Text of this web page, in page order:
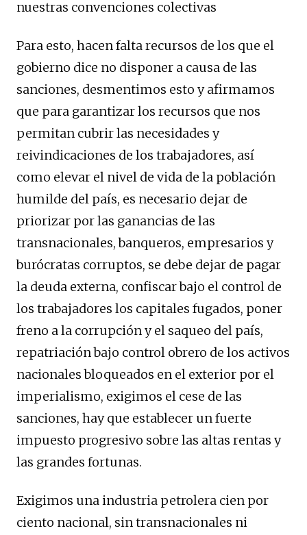
nuestras convenciones colectivas
Para esto, hacen falta recursos de los que el
gobierno dice no disponer a causa de las
sanciones, desmentimos esto y afirmamos
que para garantizar los recursos que nos
permitan cubrir las necesidades y
reivindicaciones de los trabajadores, así
como elevar el nivel de vida de la población
humilde del país, es necesario dejar de
priorizar por las ganancias de las
transnacionales, banqueros, empresarios y
burócratas corruptos, se debe dejar de pagar
la deuda externa, confiscar bajo el control de
los trabajadores los capitales fugados, poner
freno a la corrupción y el saqueo del país,
repatriación bajo control obrero de los activos
nacionales bloqueados en el exterior por el
imperialismo, exigimos el cese de las
sanciones, hay que establecer un fuerte
impuesto progresivo sobre las altas rentas y
las grandes fortunas.
Exigimos una industria petrolera cien por
ciento nacional, sin transnacionales ni